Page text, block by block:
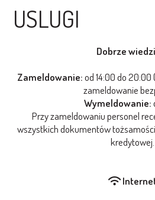
USLUGI
Dobrze
Zameldowanie:od 14:00 do
zameldowanie
Wymeldowanie:
Przy zameldowaniu personel
wszystkich dokumentów
kredytowej.